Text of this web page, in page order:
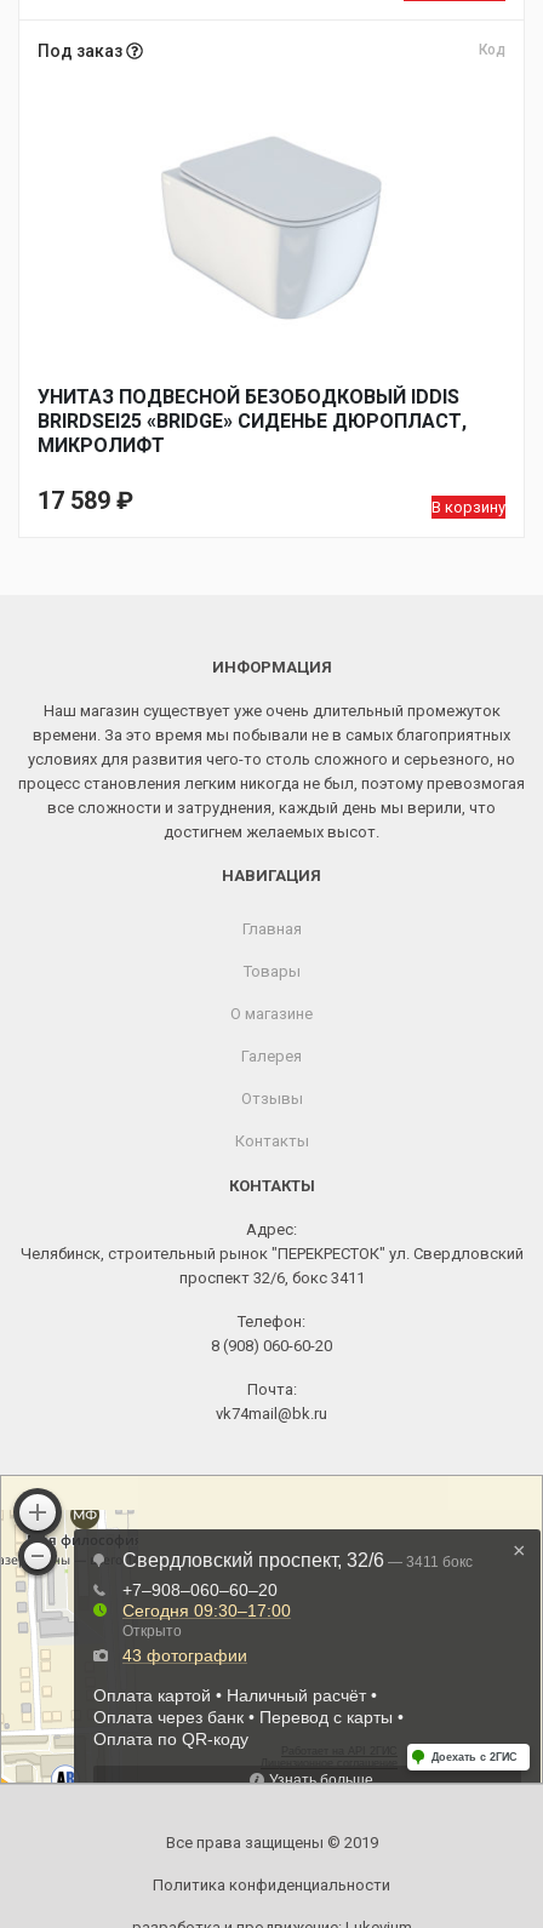
Под заказ Код
УНИТАЗ ПОДВЕСНОЙ БЕЗОБОДКОВЫЙ IDDIS
BRIRDSEI25 «BRIDGE» СИДЕНЬЕ ДЮРОПЛАСТ,
МИКРОЛИФТ
17 589 ₽ В корзину
ИНФОРМАЦИЯ
Наш магазин существует уже очень длительный промежуток
времени. За это время мы побывали не в самых благоприятных
условиях для развития чего-то столь сложного и серьезного, но
процесс становления легким никогда не был, поэтому превозмогая
все сложности и затруднения, каждый день мы верили, что
достигнем желаемых высот.
НАВИГАЦИЯ
Главная
Товары
О магазине
Галерея
Отзывы
Контакты
КОНТАКТЫ
Адрес:
Челябинск, строительный рынок "ПЕРЕКРЕСТОК" ул. Свердловский
проспект 32/6, бокс 3411
Телефон:
8 (908) 060-60-20
Почта:
vk74mail@bk.ru
Все права защищены © 2019
Политика конфиденциальности